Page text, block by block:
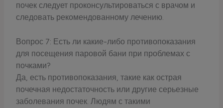
почек следует проконсультироваться с врачом и
следовать рекомендованному лечению.
Вопрос 7: Есть ли какие-либо противопоказания
для посещения паровой бани при проблемах с
почками?
Да, есть противопоказания, такие как острая
почечная недостаточность или другие серьезные
заболевания почек. Людям с такими